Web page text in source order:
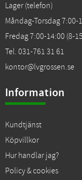
Lager (telefon)
Måndag-Torsdag 7:00-
Fredag 7:00-14:00 (8-
Tel. 031-761 31 61
kontor@lvgrossen.se
Information
Kundtjänst
Köpvillkor
Hur handlar jag?
Policy & cookies